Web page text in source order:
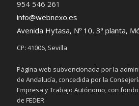
954 546 261
info@webnexo.es
Avenida Hytasa, Nº 10, 3ª planta,
CP: 41006, Sevilla
Página web subvencionada por la
de Andalucía, concedida por la
Empresa y Trabajo Autónomo, con
de FEDER